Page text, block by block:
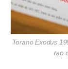
Torano Exodus
tạp